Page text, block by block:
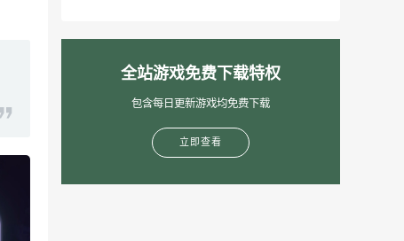
全站游戏免费下载特权
包含每日更新游戏均免费下载
立即查看